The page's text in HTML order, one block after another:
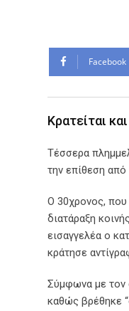
Facebook
Κρατείται
Τέσσερα
την επίθεση
Ο 30χρονος, που
διατάραξη
εισαγγελέα ο
κράτησε
Σύμφωνα με τον
καθώς βρέθηκε